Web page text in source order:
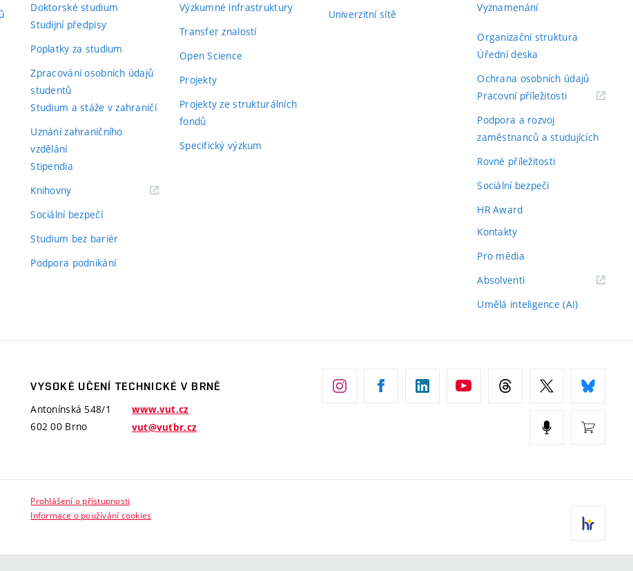
Doktorské studium
Studijní předpisy
Poplatky za studium
Zpracování osobních údajů
studentů
Studium a stáže v zahraničí
Uznání zahraničního
vzdělání
Stipendia
Knihovny(externí
Sociální bezpečí
Studium bez bariér
Podpora podnikání
Výzkumné infrastruktury
Transfer znalostí
Open Science
Projekty
Projekty ze strukturálních
fondů
Specifický výzkum
Univerzitní sítě
Vyznamenání
Organizační struktura
Úřední deska
Ochrana osobních údajů
Pracovní příležitosti(externí
Podpora a rozvoj
zaměstnanců a studujících
Rovné příležitosti
Sociální bezpečí
HR Award
Kontakty
Pro média
Absolventi(externí
Umělá inteligence (AI)
VYSOKÉ UČENÍ TECHNICKÉ V BRNĚ
Antonínská 548/1
602 00 Brno
www.vut.cz
vut@vutbr.cz
Prohlášení o přístupnosti
Informace o používání cookies